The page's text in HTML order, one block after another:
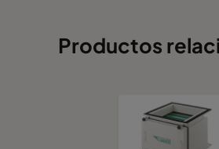
Productos